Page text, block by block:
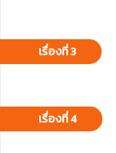
เรื่องที่ 3
เรื่องที่ 4